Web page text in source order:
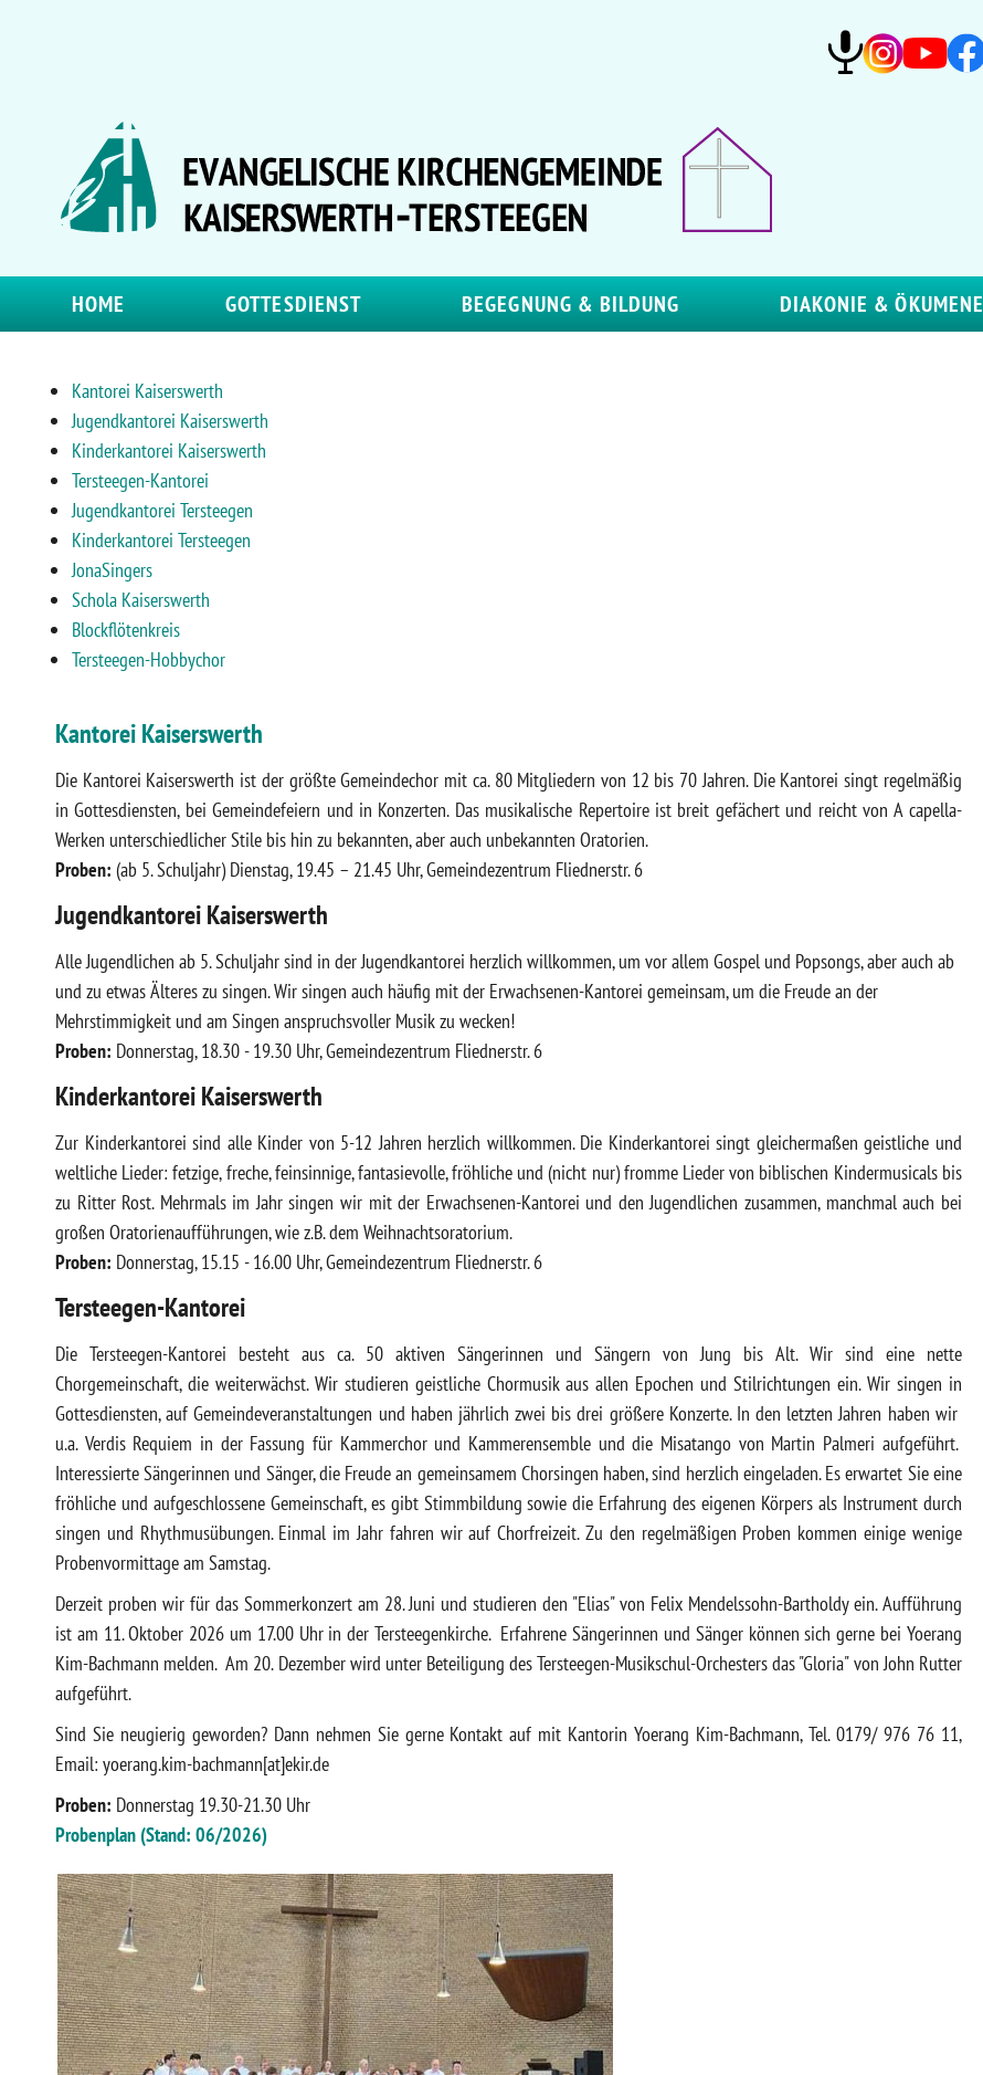
HOME GOTTESDIENST BEGEGNUNG & BILDUNG DIAKONIE & ÖKUMENE
Kantorei Kaiserswerth
Jugendkantorei Kaiserswerth
Kinderkantorei Kaiserswerth
Tersteegen-Kantorei
Jugendkantorei Tersteegen
Kinderkantorei Tersteegen
JonaSingers
Schola Kaiserswerth
Blockflötenkreis
Tersteegen-Hobbychor
Kantorei Kaiserswerth
Die Kantorei Kaiserswerth ist der größte Gemeindechor mit ca. 80 Mitgliedern von 12 bis 70 Jahren. Die Kantorei singt regelmäßig
in Gottesdiensten, bei Gemeindefeiern und in Konzerten. Das musikalische Repertoire ist breit gefächert und reicht von A capella-
Werken unterschiedlicher Stile bis hin zu bekannten, aber auch unbekannten Oratorien.
Proben: (ab 5. Schuljahr) Dienstag, 19.45 – 21.45 Uhr, Gemeindezentrum Fliednerstr. 6
Jugendkantorei Kaiserswerth
Alle Jugendlichen ab 5. Schuljahr sind in der Jugendkantorei herzlich willkommen, um vor allem Gospel und Popsongs, aber auch ab
und zu etwas Älteres zu singen. Wir singen auch häufig mit der Erwachsenen-Kantorei gemeinsam, um die Freude an der
Mehrstimmigkeit und am Singen anspruchsvoller Musik zu wecken!
Proben: Donnerstag, 18.30 - 19.30 Uhr, Gemeindezentrum Fliednerstr. 6
Kinderkantorei Kaiserswerth
Zur Kinderkantorei sind alle Kinder von 5-12 Jahren herzlich willkommen. Die Kinderkantorei singt gleichermaßen geistliche und
weltliche Lieder: fetzige, freche, feinsinnige, fantasievolle, fröhliche und (nicht nur) fromme Lieder von biblischen Kindermusicals bis
zu Ritter Rost. Mehrmals im Jahr singen wir mit der Erwachsenen-Kantorei und den Jugendlichen zusammen, manchmal auch bei
großen Oratorienaufführungen, wie z.B. dem Weihnachtsoratorium.
Proben: Donnerstag, 15.15 - 16.00 Uhr, Gemeindezentrum Fliednerstr. 6
Tersteegen-Kantorei
Die Tersteegen-Kantorei besteht aus ca. 50 aktiven Sängerinnen und Sängern von Jung bis Alt. Wir sind eine nette
Chorgemeinschaft, die weiterwächst. Wir studieren geistliche Chormusik aus allen Epochen und Stilrichtungen ein. Wir singen in
Gottesdiensten, auf Gemeindeveranstaltungen und haben jährlich zwei bis drei größere Konzerte. In den letzten Jahren haben wir
u.a. Verdis Requiem in der Fassung für Kammerchor und Kammerensemble und die Misatango von Martin Palmeri aufgeführt.
Interessierte Sängerinnen und Sänger, die Freude an gemeinsamem Chorsingen haben, sind herzlich eingeladen. Es erwartet Sie eine
fröhliche und aufgeschlossene Gemeinschaft, es gibt Stimmbildung sowie die Erfahrung des eigenen Körpers als Instrument durch
singen und Rhythmusübungen. Einmal im Jahr fahren wir auf Chorfreizeit. Zu den regelmäßigen Proben kommen einige wenige
Probenvormittage am Samstag.
Derzeit proben wir für das Sommerkonzert am 28. Juni und studieren den "Elias" von Felix Mendelssohn-Bartholdy ein. Aufführung
ist am 11. Oktober 2026 um 17.00 Uhr in der Tersteegenkirche. Erfahrene Sängerinnen und Sänger können sich gerne bei Yoerang
Kim-Bachmann melden. Am 20. Dezember wird unter Beteiligung des Tersteegen-Musikschul-Orchesters das "Gloria" von John Rutter
aufgeführt.
Sind Sie neugierig geworden? Dann nehmen Sie gerne Kontakt auf mit Kantorin Yoerang Kim-Bachmann, Tel. 0179/ 976 76 11,
Email: yoerang.kim-bachmann[at]ekir.de
Proben: Donnerstag 19.30-21.30 Uhr
Probenplan (Stand: 06/2026)